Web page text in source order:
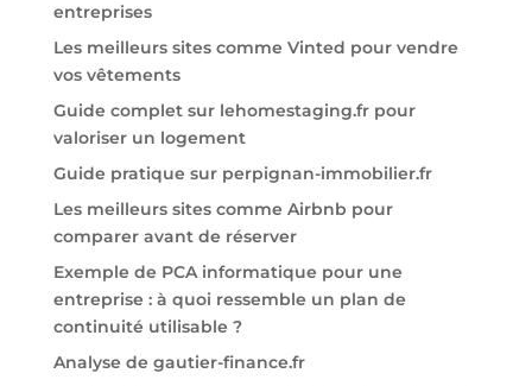
entreprises
Les meilleurs sites comme Vinted pour vendre
vos vêtements
Guide complet sur lehomestaging.fr pour
valoriser un logement
Guide pratique sur perpignan-immobilier.fr
Les meilleurs sites comme Airbnb pour
comparer avant de réserver
Exemple de PCA informatique pour une
entreprise : à quoi ressemble un plan de
continuité utilisable ?
Analyse de gautier-finance.fr